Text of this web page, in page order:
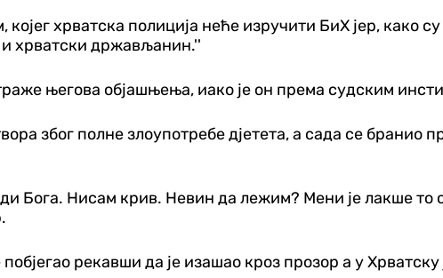
хрватска полиција неће изручити БиХ јер, како
хрватски држављанин.''
његова објашњења, иако је он према судским
због полне злоупотребе дјетета, а сада се бранио
Бога. Нисам крив. Невин да лежим? Мени је лакше то
рекавши да је изашао кроз прозор а у